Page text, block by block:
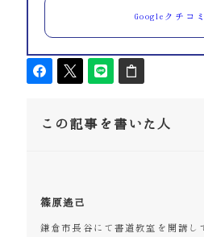
Googleクチコ
この記事を書いた人
篠原遙己
鎌倉市長谷にて書道教室を開講し